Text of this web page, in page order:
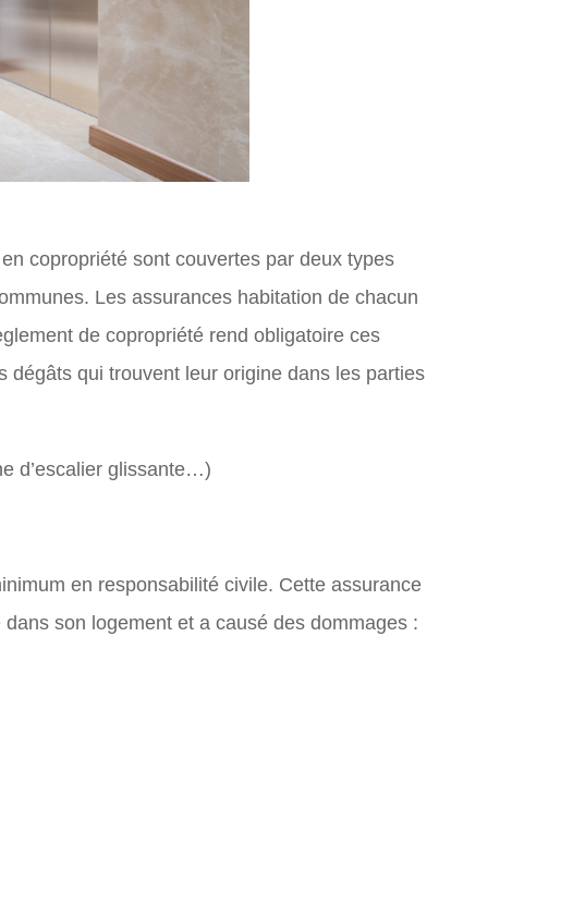
copropriété sont couvertes par deux types
Les assurances habitation de chacun
de copropriété rend obligatoire ces
dégâts qui trouvent leur origine dans les parties
d’escalier glissante…)
en responsabilité civile. Cette assurance
son logement et a causé des dommages :